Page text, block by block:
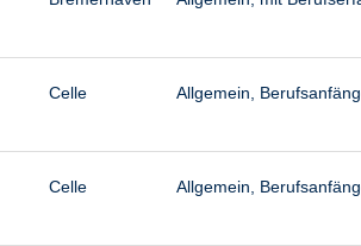
Celle Allgemein,
Celle Allgemein,